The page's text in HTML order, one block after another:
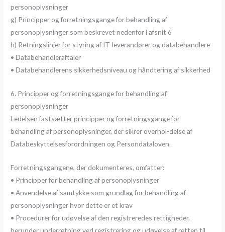
personoplysninger
g) Principper og forretningsgange for behandling af
personoplysninger som beskrevet nedenfor i afsnit 6
h) Retningslinjer for styring af IT-leverandører og databehandlere
• Databehandleraftaler
• Databehandlerens sikkerhedsniveau og håndtering af sikkerhed
6. Principper og forretningsgange for behandling af
personoplysninger
Ledelsen fastsætter principper og forretningsgange for
behandling af personoplysninger, der sikrer overhol-delse af
Databeskyttelsesforordningen og Persondataloven.
Forretningsgangene, der dokumenteres, omfatter:
• Principper for behandling af personoplysninger
• Anvendelse af samtykke som grundlag for behandling af
personoplysninger hvor dette er et krav
• Procedurer for udøvelse af den registreredes rettigheder,
herunder underretning ved registrering og udøvelse af retten til